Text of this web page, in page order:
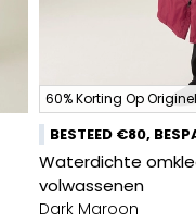
60% Korting Op
BESTEED €80,
Waterdichte
volwassenen
Dark Maroon